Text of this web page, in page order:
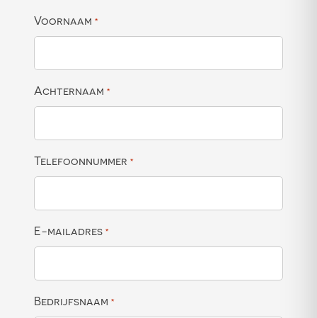
Voornaam *
Achternaam *
Telefoonnummer *
E-mailadres *
Bedrijfsnaam *